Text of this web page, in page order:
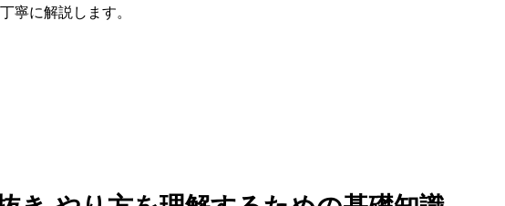
寧に解説します。